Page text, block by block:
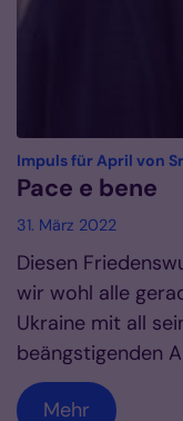
Impuls für April von
Pace e bene
31. März 2022
Diesen
wir wohl alle
Ukraine mit all
beängstigenden
Mehr